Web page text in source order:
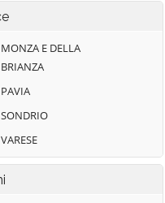
Plesio
Pognana Lario
Ponna
Ponte Lambro
Porlezza
MONZA E DELLA
BRIANZA
PAVIA
SONDRIO
VARESE